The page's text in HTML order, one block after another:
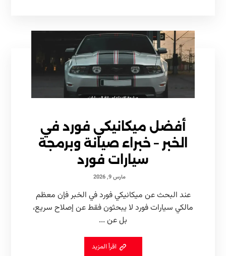
أفضل ميكانيكي فورد في
الخبر – خبراء صيانة وبرمجة
سيارات فورد
مارس 9, 2026
عند البحث عن ميكانيكي فورد في الخبر فإن معظم
مالكي سيارات فورد لا يبحثون فقط عن إصلاح سريع،
بل عن ...
اقرأ المزيد